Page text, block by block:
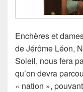
Enchères et
de Jérôme Léon,
Soleil, nous fera
qu’on devra
« nation »,